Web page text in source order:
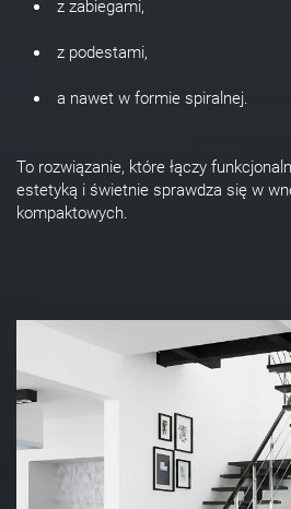
z zabiegami,
z podestami,
a nawet w formie spiralnej.
To rozwiązanie, które łączy
estetyką i świetnie sprawdza się w
kompaktowych.